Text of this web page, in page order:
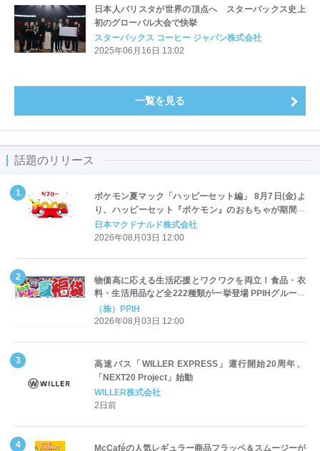
日本人バリスタが世界の頂点へ スターバックス史上
初のグローバル大会で快挙
スターバックス コーヒー ジャパン株式会社
2025年06月16日 13:02
一覧を見る
話題のリリース
ポケモン夏マック「ハッピーセット編」 8月7日(金)よ
り、ハッピーセット『ポケモン』のおもちゃが期間限
定登場
日本マクドナルド株式会社
2026年08月03日 12:00
物価高に応える生活応援とワクワクを両立！食品・衣
料・生活用品など全222種類が一挙登場 PPIHグループ
「夏福袋」＆セール 8月6日(木)より順次スタート
（株）PPIH
2026年08月03日 12:00
高速バス「WILLER EXPRESS」運行開始20周年、
「NEXT20 Project」始動
WILLER株式会社
2日前
McCaféの人気レギュラー商品フラッペ＆スムージーが